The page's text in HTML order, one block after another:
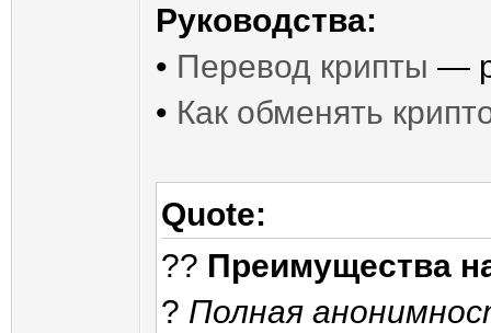
Руководства:
• Перевод крипты —
• Как обменять
Quote:
?? Преимущества
? Полная